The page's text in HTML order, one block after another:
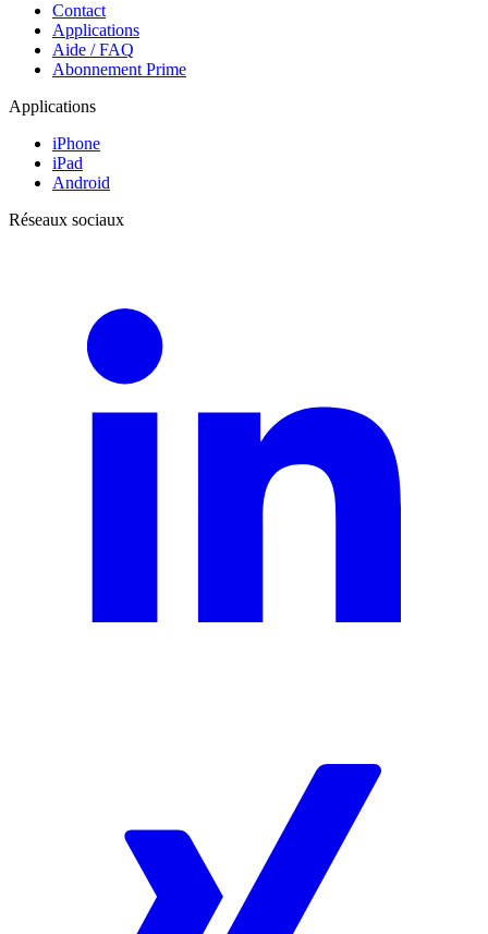
Contact
Applications
Aide / FAQ
Abonnement Prime
Applications
iPhone
iPad
Android
Réseaux sociaux